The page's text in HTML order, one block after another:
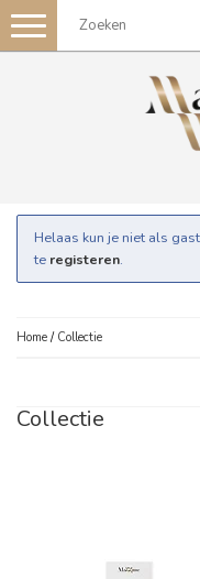
Toggle
navigation
Helaas kun je niet als
te registeren.
Home / Collectie
Collectie